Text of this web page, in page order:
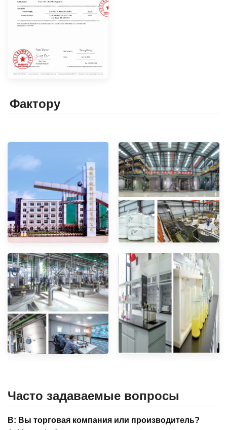
Факторy
Часто задаваемые вопросы
В: Вы торговая компания или производитель?